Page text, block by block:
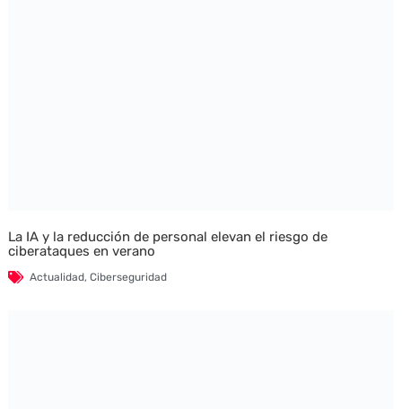
La IA y la reducción de personal elevan el riesgo de
ciberataques en verano
Actualidad, Ciberseguridad